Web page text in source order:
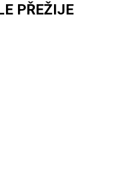
PŘEŽIJE